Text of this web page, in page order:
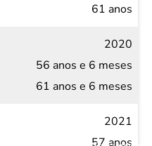
61 anos
2020
56 anos e 6 meses
61 anos e 6 meses
2021
57 anos